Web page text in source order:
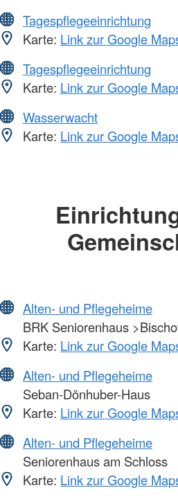
Tagespflegeeinrichtung
Karte: Link zur Google
Tagespflegeeinrichtung
Karte: Link zur Google
Wasserwacht
Karte: Link zur Google
Alten- und Pflegeheime
BRK Seniorenhaus
Karte: Link zur Google
Alten- und Pflegeheime
Seban-Dönhuber-Haus
Karte: Link zur Google
Alten- und Pflegeheime
Seniorenhaus am Schloss
Karte: Link zur Google